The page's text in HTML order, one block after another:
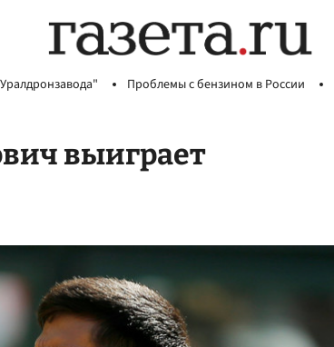
Проблемы с бензином в России
выиграет